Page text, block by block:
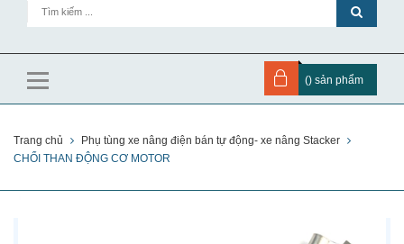
() sản phẩm
Trang chủ
Phụ tùng xe nâng điện bán tự động- xe nâng Stacker
CHỔI THAN ĐỘNG CƠ MOTOR